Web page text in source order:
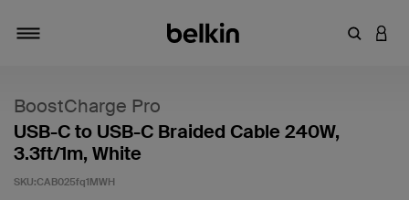
输入关键
登录
BoostCharge Pro
USB-C to USB-C Braided Cable 240W,
3.3ft/1m, White
SKU:CAB025fq1MWH